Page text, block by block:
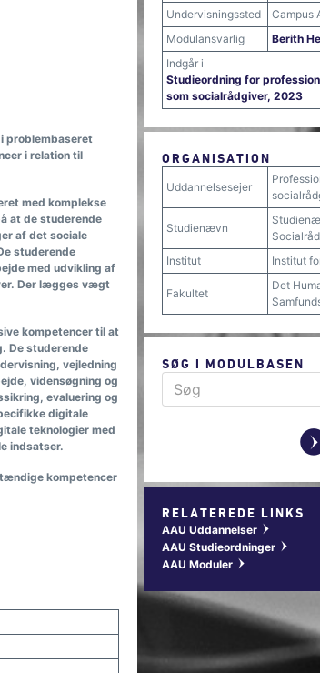
problembaseret
i relation til
med komplekse
at de studerende
af det sociale
studerende
med udvikling af
Der lægges vægt
kompetencer til at
De studerende
vejledning
vidensøgning og
evaluering og
digitale
teknologier med
indsatser.
kompetencer
Undervisningssted
Campus
Modulansvarlig
Berith
Indgår i
Studieordning for
som socialrådgiver, 2023
ORGANISATION
Uddannelsesejer
Studienævn
Institut
Institut
Fakultet
Det
SØG I MODULBASEN
RELATEREDE LINKS
AAU Uddannelser w
AAU Studieordninger w
AAU Moduler w